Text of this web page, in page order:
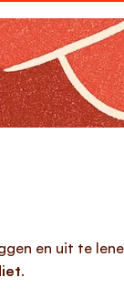
en uit te
.